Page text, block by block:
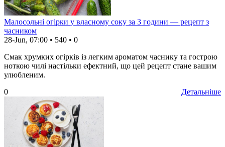
Малосольні огірки у власному соку за 3 години — рецепт з
часником
28-Jun, 07:00 • 540 • 0
Смак хрумких огірків із легким ароматом часнику та гострою
ноткою чилі настільки ефектний, що цей рецепт стане вашим
улюбленим.
Детальніше
0